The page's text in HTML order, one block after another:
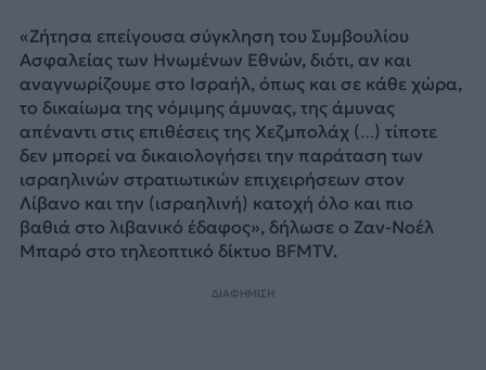
«Ζήτησα επείγουσα σύγκληση του Συμβουλίου
Ασφαλείας των Ηνωμένων Εθνών, διότι, αν και
αναγνωρίζουμε στο Ισραήλ, όπως και σε κάθε χώρα,
το δικαίωμα της νόμιμης άμυνας, της άμυνας
απέναντι στις επιθέσεις της Χεζμπολάχ (…) τίποτε
δεν μπορεί να δικαιολογήσει την παράταση των
ισραηλινών στρατιωτικών επιχειρήσεων στον
Λίβανο και την (ισραηλινή) κατοχή όλο και πιο
βαθιά στο λιβανικό έδαφος», δήλωσε ο Ζαν-Νοέλ
Μπαρό στο τηλεοπτικό δίκτυο BFMTV.
ΔΙΑΦΗΜΙΣΗ